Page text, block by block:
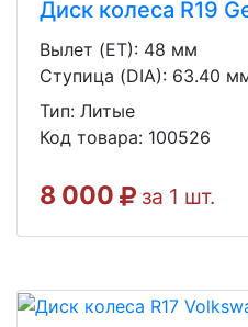
Диск колеса R19
Вылет (ET): 48 мм
Ступица (DIA): 63.40
Тип: Литые
Код товара: 100526
8 000 за 1 шт.